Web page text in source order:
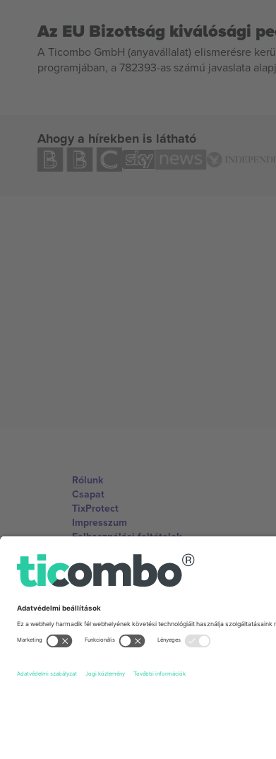
Az EU Bizottság kiválósági
A Ticombo GmbH (anyavállalat) elismerésre
programjában, a 782393-as számú javaslata
Ahogy a hírekben is látható
Rólunk
Csapat
TixProtect
Impresszum
Felhasználási feltételek
Partnerprogram